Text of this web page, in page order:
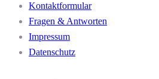
Kontaktformular
Fragen & Antworten
Impressum
Datenschutz